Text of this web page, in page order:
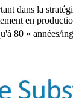
dans la
en
80 « années/